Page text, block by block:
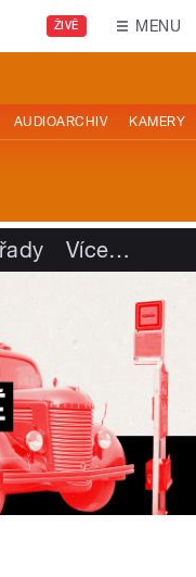
ŽIVĚ MENU
AUDIOARCHIV KAMERY
Více…